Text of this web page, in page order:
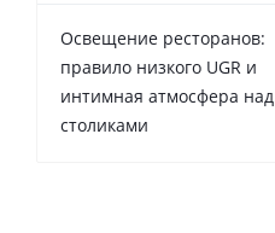
Освещение ресторанов:
правило низкого UGR и
интимная атмосфера над
столиками